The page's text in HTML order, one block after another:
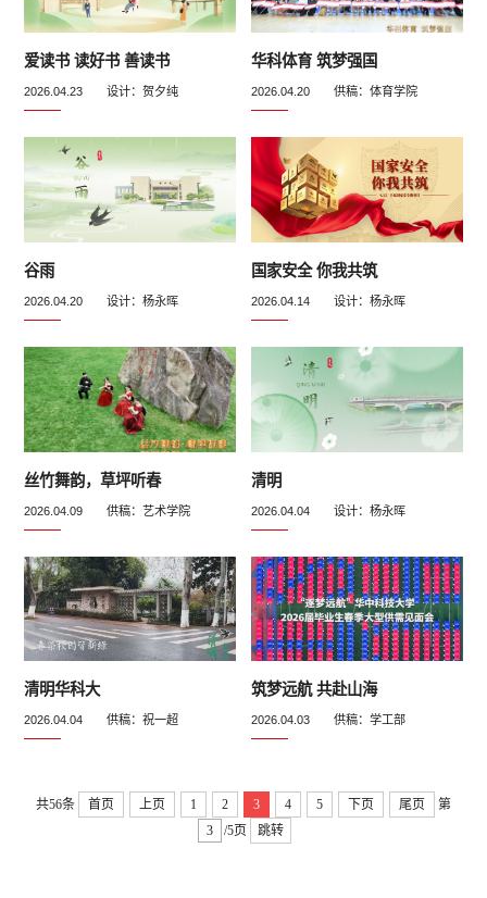
爱读书 读好书 善读书
2026.04.23 设计：贺夕纯
华科体育 筑梦强国
2026.04.20 供稿：体育学院
谷雨
2026.04.20 设计：杨永晖
国家安全 你我共筑
2026.04.14 设计：杨永晖
丝竹舞韵，草坪听春
2026.04.09 供稿：艺术学院
清明
2026.04.04 设计：杨永晖
清明华科大
2026.04.04 供稿：祝一超
筑梦远航 共赴山海
2026.04.03 供稿：学工部
共56条 首页 上页 1 2 3 4 5 下页 尾页
第
/5页
跳转